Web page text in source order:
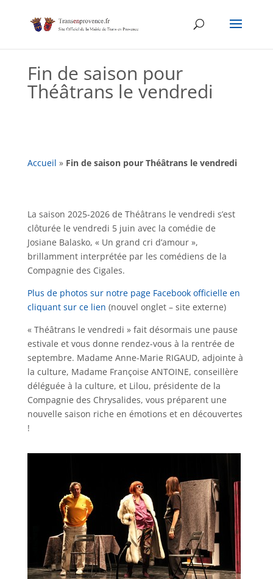
content
Fin de saison pour
Théâtrans le vendredi
Accueil » Fin de saison pour Théâtrans le vendredi
La saison 2025-2026 de Théâtrans le vendredi s’est
clôturée le vendredi 5 juin avec la comédie de
Josiane Balasko, « Un grand cri d’amour »,
brillamment interprétée par les comédiens de la
Compagnie des Cigales.
Plus de photos sur notre page Facebook officielle en
cliquant sur ce lien (nouvel onglet – site externe)
« Théâtrans le vendredi » fait désormais une pause
estivale et vous donne rendez-vous à la rentrée de
septembre. Madame Anne-Marie RIGAUD, adjointe à
la culture, Madame Françoise ANTOINE, conseillère
déléguée à la culture, et Lilou, présidente de la
Compagnie des Chrysalides, vous préparent une
nouvelle saison riche en émotions et en découvertes
!